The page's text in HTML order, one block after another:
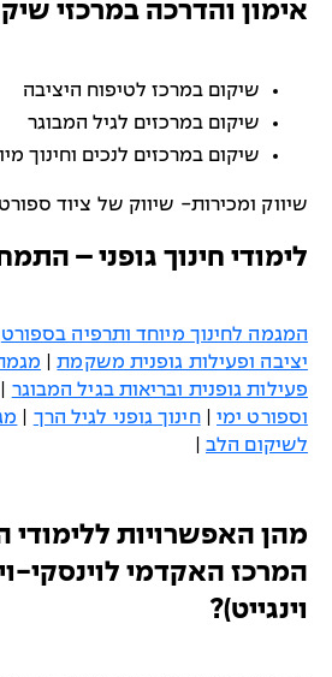
אימון והדרכה במרכזי
שיקום במרכז לטיפוח היציבה
שיקום במרכזים לגיל המבוגר
שיקום במרכזים לנכים וחינוך
שיווק ומכירות- שיווק של ציוד ספורט
לימודי חינוך גופני –
המגמה לחינוך מיוחד ותרפיה בספורט
יציבה ופעילות גופנית משקמת|
פעילות גופנית ובריאות בגיל המבוגר
וספורט ימי |חינוך גופני לגיל הרך
לשיקום הלב
מהן האפשרויות ללימודי
המרכז האקדמי לוינסקי-
וינגייט)?